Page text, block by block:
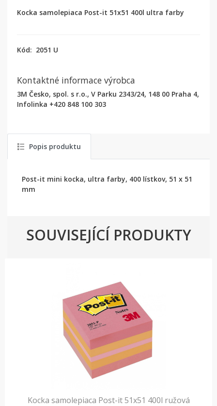
Kocka samolepiaca Post-it 51x51 400l ultra farby
Kód: 2051 U
Kontaktné informace výrobca
3M Česko, spol. s r.o., V Parku 2343/24, 148 00 Praha 4,
Infolinka +420 848 100 303
Popis produktu
Post-it mini kocka, ultra farby, 400 lístkov, 51 x 51
mm
SOUVISEJÍCÍ PRODUKTY
Kocka samolepiaca Post-it 51x51 400l ružová